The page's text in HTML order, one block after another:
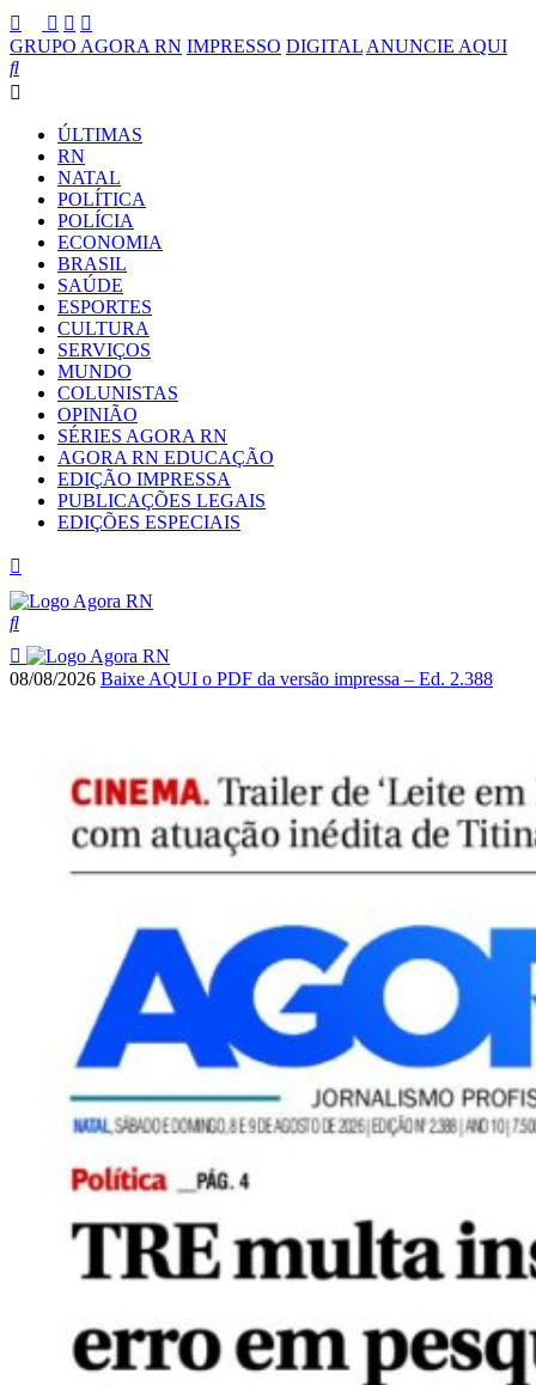
GRUPO AGORA RN IMPRESSO DIGITAL ANUNCIE AQUI
ÚLTIMAS
RN
NATAL
POLÍTICA
POLÍCIA
ECONOMIA
BRASIL
SAÚDE
ESPORTES
CULTURA
SERVIÇOS
MUNDO
COLUNISTAS
OPINIÃO
SÉRIES AGORA RN
AGORA RN EDUCAÇÃO
EDIÇÃO IMPRESSA
PUBLICAÇÕES LEGAIS
EDIÇÕES ESPECIAIS
08/08/2026 Baixe AQUI o PDF da versão impressa – Ed. 2.388